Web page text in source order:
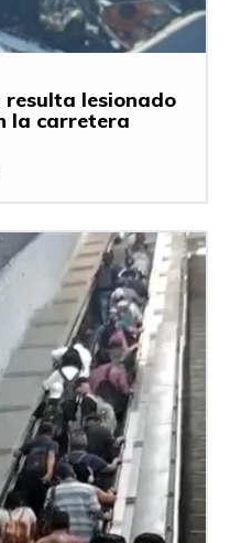
lesionado
la carretera